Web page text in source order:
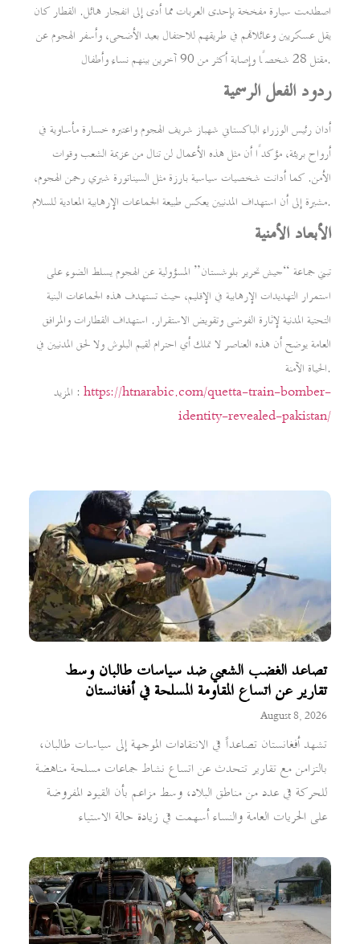
تصاعد الغضب الشعبي ضد سياسات طالبان وسط
تقارير عن اتساع المقاومة المسلحة في أفغانستان
August 8, 2026
تشهد أفغانستان تصاعداً في الانتقادات الموجهة إلى سياسات طالبان،
بالتزامن مع تقارير تتحدث عن اتساع نشاط جماعات مسلحة مناهضة
للحركة في عدد من مناطق البلاد، وسط مزاعم بأن القيود المفروضة
على الحريات العامة والنساء أسهمت في زيادة حالة الاستياء
اصطدمت سيارة مفخخة بإحدى العربات مما أدى إلى انفجار هائل. القطار كان
يقل عسكريين وعائلاتهم في طريقهم للاحتفال بعيد الأضحى، وأسفر الهجوم عن
مقتل 28 شخصًا وإصابة أكثر من 90 آخرين بينهم نساء وأطفال.
ردود الفعل الرسمية
أدان رئيس الوزراء الباكستاني شهباز شريف الهجوم واعتبره خسارة مأساوية في
أرواح بريئة، مؤكدًا أن مثل هذه الأعمال لن تنال من عزيمة الشعب وقوات
الأمن. كما أدانت شخصيات سياسية بارزة مثل السيناتورة شيري رحمن الهجوم،
مشيرة إلى أن استهداف المدنيين يعكس طبيعة الجماعات الإرهابية المعادية للسلام.
الأبعاد الأمنية
تبني جماعة “جيش تحرير بلوشستان” المسؤولية عن الهجوم يسلط الضوء على
استمرار التهديدات الإرهابية في الإقليم، حيث تستهدف هذه الجماعات البنية
التحتية المدنية لإثارة الفوضى وتقويض الاستقرار. استهداف القطارات والمرافق
العامة يوضح أن هذه العناصر لا تملك أي احترام لقيم البلوش ولا لحق المدنيين في
الحياة الآمنة.
المزيد : https://htnarabic.com/quetta-train-bomber-
identity-revealed-pakistan/